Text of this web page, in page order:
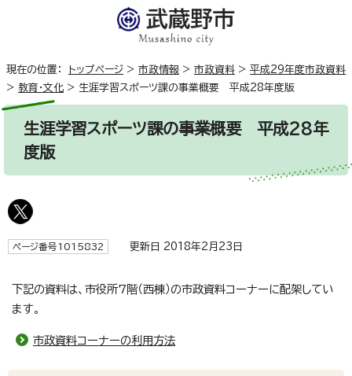
現在の位置： トップページ > 市政情報 > 市政資料 > 平成29年度市政資料
> 教育・文化 > 生涯学習スポーツ課の事業概要 平成28年度版
生涯学習スポーツ課の事業概要 平成28年
度版
ページ番号1015832 更新日 2018年2月23日
下記の資料は、市役所7階（西棟）の市政資料コーナーに配架してい
ます。
市政資料コーナーの利用方法